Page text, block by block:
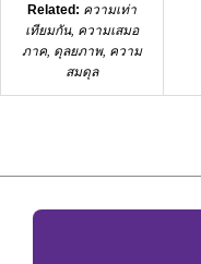
Related: ความเท่า
เทียมกัน, ความเสมอ
ภาค, ดุลยภาพ, ความ
สมดุล